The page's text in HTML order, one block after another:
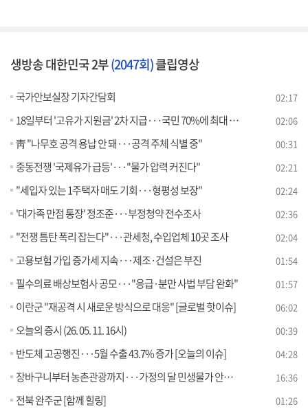
생방송 대한민국 2부(2047회)클립영상
국가안보실장 기자간담회 02:17
18일부터 '고유가 지원금' 2차 지급···국민 70%에 최대 25만원 02:06
靑 "나무호 공격 용납 안 돼···공격 주체 식별 중" 00:31
중동전쟁 '국제유가 급등'···"물가 압력 커진다" 02:21
"세입자 있는 1주택자 매도 기회···형평성 보장" 02:24
'대가족 만점 통장' 정조준···부정청약 전수조사 02:36
"전쟁 틈탄 폭리 잡는다"···관세청, 수입업체 10곳 조사 02:04
고용보험 가입 증가세 지속···제조·건설은 부진 01:54
필수의료 배상보험사 공모···"응급·분만 사법 부담 완화" 01:57
이란군 "재공격 시 새로운 방식으로 대응" [글로벌 핫이슈] 06:02
오늘의 증시 (26. 05. 11. 16시) 00:39
반도체 고공행진···5월 수출 43.7% 증가 [오늘의 이슈] 04:28
장바구니부터 농촌관광까지···가정의 달 민생물가 안정 총력 [경제&이슈] 16:36
전북 완주군 [함께 힐링] 01:26